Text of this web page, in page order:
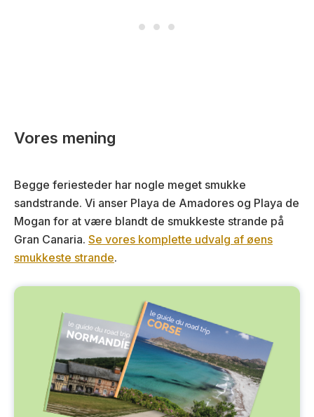
Vores mening
Begge feriesteder har nogle meget smukke
sandstrande. Vi anser Playa de Amadores og Playa de
Mogan for at være blandt de smukkeste strande på
Gran Canaria. Se vores komplette udvalg af øens
smukkeste strande.